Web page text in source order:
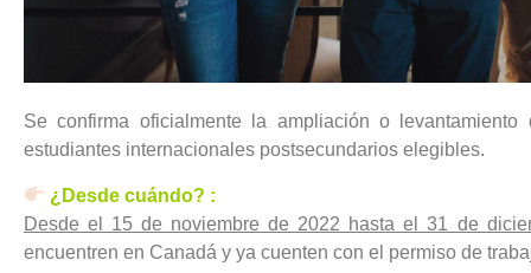
Se confirma oficialmente la ampliación o
estudiantes internacionales postsecundarios elegibles.
¿Desde cuándo? :
Desde el 15 de noviembre de 2022 hasta el 31 de
encuentren en Canadá y ya cuenten con el permiso de